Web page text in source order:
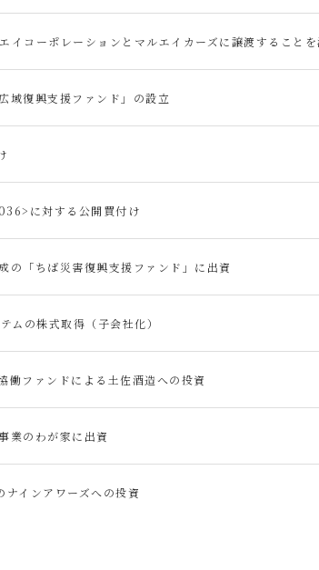
コーポレーションとマルエイカーズに譲渡すること
域復興支援ファンド」の設立
に対する公開買付け
の「ちば災害復興支援ファンド」に出資
の株式取得（子会社化）
働ファンドによる土佐酒造への投資
業のわが家に出資
インアワーズへの投資